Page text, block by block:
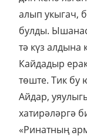
алып укыгач,
булды.
тә күз алдына
Кайдадыр
төште. Тик
Айдар,
хатирәләргә
«Ринатның